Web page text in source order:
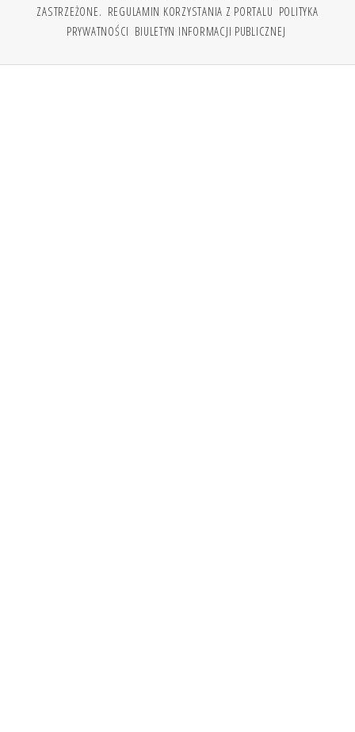
ZASTRZEŻONE. REGULAMIN KORZYSTANIA Z PORTALU POLITYKA
PRYWATNOŚCI BIULETYN INFORMACJI PUBLICZNEJ